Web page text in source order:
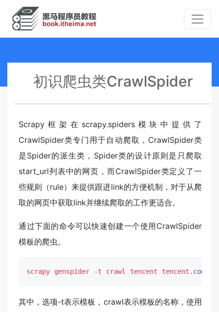
初识爬虫类CrawlSpider
Scrapy框架在scrapy.spiders模块中提供了
CrawlSpider类专门用于自动爬取，CrawlSpider类
是Spider的派生类，Spider类的设计原则是只爬取
start_url列表中的网页，而CrawlSpider类定义了一
些规则（rule）来提供跟进link的方便机制，对于从爬
取的网页中获取link并继续爬取的工作更适合。
通过下面的命令可以快速创建一个使用CrawlSpider
模板的爬虫。
scrapy genspider -t crawl tencent tencent .com
其中，选项-t表示模板，crawl表示模板的名称，使用